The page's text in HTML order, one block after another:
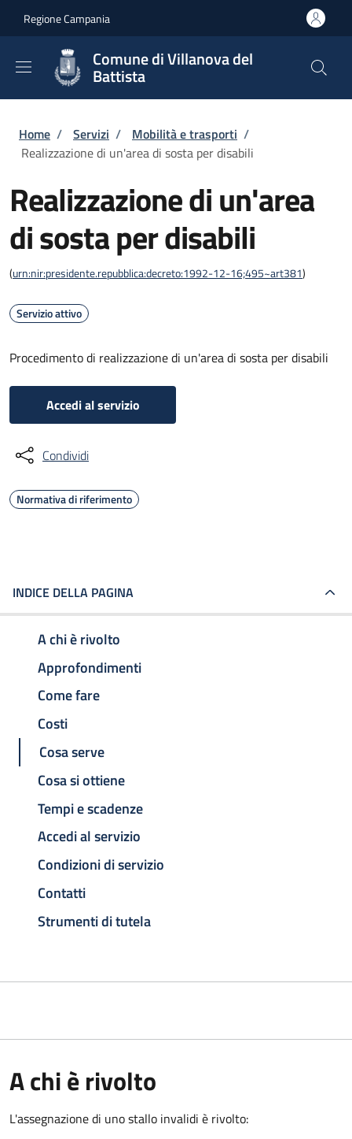
Regione Campania
Comune di Villanova del
Battista
Briciole di pane
Home / Servizi / Mobilità e trasporti /
Realizzazione di un'area di sosta per disabili
Realizzazione di un'area
di sosta per disabili
(urn:nir:presidente.repubblica:decreto:1992-12-16;495~art381)
Servizio attivo
Procedimento di realizzazione di un'area di sosta per disabili
Accedi al servizio
Condividi
Normativa di riferimento
INDICE DELLA PAGINA
A chi è rivolto
Approfondimenti
Come fare
Costi
Cosa serve
Cosa si ottiene
Tempi e scadenze
Accedi al servizio
Condizioni di servizio
Contatti
Strumenti di tutela
A chi è rivolto
L'assegnazione di uno stallo invalidi è rivolto: